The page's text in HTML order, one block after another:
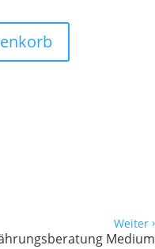
Weiter ›
Medium